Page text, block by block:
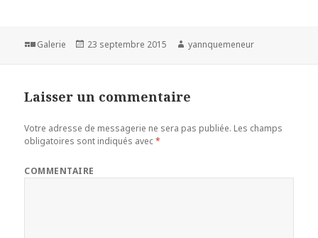
Format
Galerie
Publié
23 septembre 2015 Auteur
yannquemeneur
Laisser un commentaire
Votre adresse de messagerie ne sera pas publiée. Les champs
obligatoires sont indiqués avec*
COMMENTAIRE